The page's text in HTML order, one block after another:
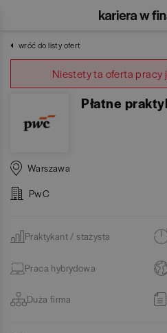
wróć do listy ofert
Niestety ta oferta pracy
Płatne
Warszawa
PwC
Praktykant / stażysta
Praca hybrydowa
Duża firma